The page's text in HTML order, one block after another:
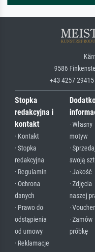
9586
+43 4257
Stopka
redakcyjna i
kontakt
· Kontakt
· Stopka
redakcyjna
· Regulamin
· Ochrona
danych
· Prawo do
odstąpienia
od umowy
· Reklamacje
· Własny
motyw
· Sprzedaj
swoją
· Jakość
· Zdjęcia
naszej
·
· Zamów
próbkę